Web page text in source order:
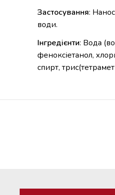
Застосування:
води.
Інгредієнти: Вода
феноксіетанол,
спирт,